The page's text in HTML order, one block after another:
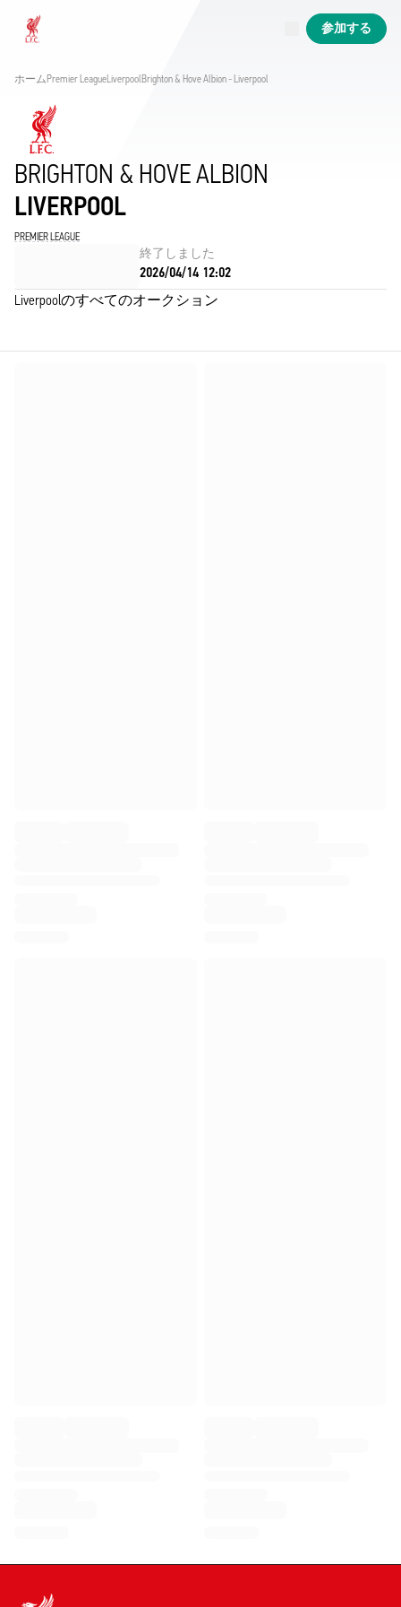
Now live
参加する
ホームPremier LeagueLiverpoolBrighton & Hove Albion - Liverpool
BRIGHTON & HOVE ALBION
LIVERPOOL
PREMIER LEAGUE
終了しました
2026/04/14 12:02
Liverpoolのすべてのオークション